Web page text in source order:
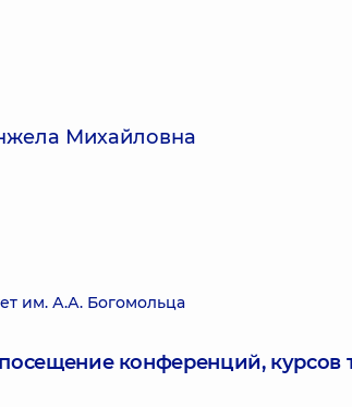
Михайловна
им. А.А. Богомольца
конференций, курсов